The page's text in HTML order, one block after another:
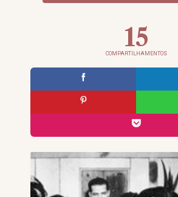
15
COMPARTILHAMENTOS